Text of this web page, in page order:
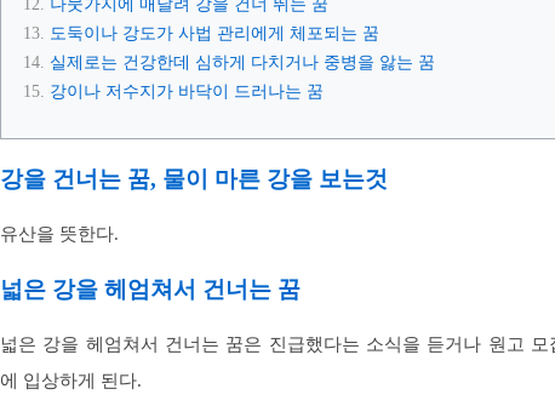
나뭇가지에 매달려 강을 건너 뛰는 꿈
도둑이나 강도가 사법 관리에게 체포되는 꿈
실제로는 건강한데 심하게 다치거나 중병을 앓는 꿈
강이나 저수지가 바닥이 드러나는 꿈
강을 건너는 꿈, 물이 마른 강을 보는것
유산을 뜻한다.
넓은 강을 헤엄쳐서 건너는 꿈
넓은 강을 헤엄쳐서 건너는 꿈은 진급했다는 소식을 듣거나 원고 모
에 입상하게 된다.